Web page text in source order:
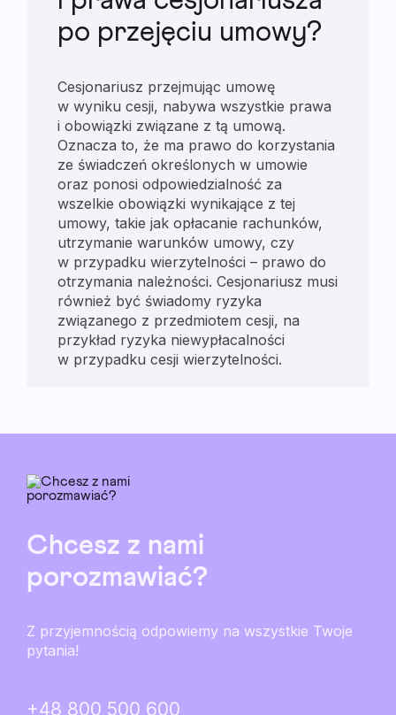
po przejęciu umowy?
Cesjonariusz przejmując umowę
w wyniku cesji, nabywa wszystkie prawa
i obowiązki związane z tą umową.
Oznacza to, że ma prawo do korzystania
ze świadczeń określonych w umowie
oraz ponosi odpowiedzialność za
wszelkie obowiązki wynikające z tej
umowy, takie jak opłacanie rachunków,
utrzymanie warunków umowy, czy
w przypadku wierzytelności – prawo do
otrzymania należności. Cesjonariusz musi
również być świadomy ryzyka
związanego z przedmiotem cesji, na
przykład ryzyka niewypłacalności
w przypadku cesji wierzytelności.
Chcesz z nami
porozmawiać?
Z przyjemnością odpowiemy na wszystkie Twoje
pytania!
+48 800 500 600